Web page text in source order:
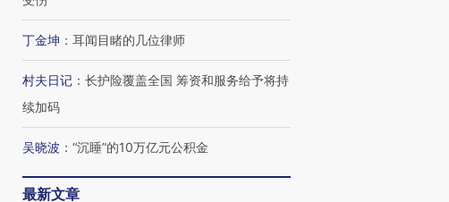
丁金坤 ： 耳闻目睹的几位律师
村夫日记 ： 长护险覆盖全国 筹资和服务给予将持
续加码
吴晓波 ： “沉睡”的10万亿元公积金
最新文章